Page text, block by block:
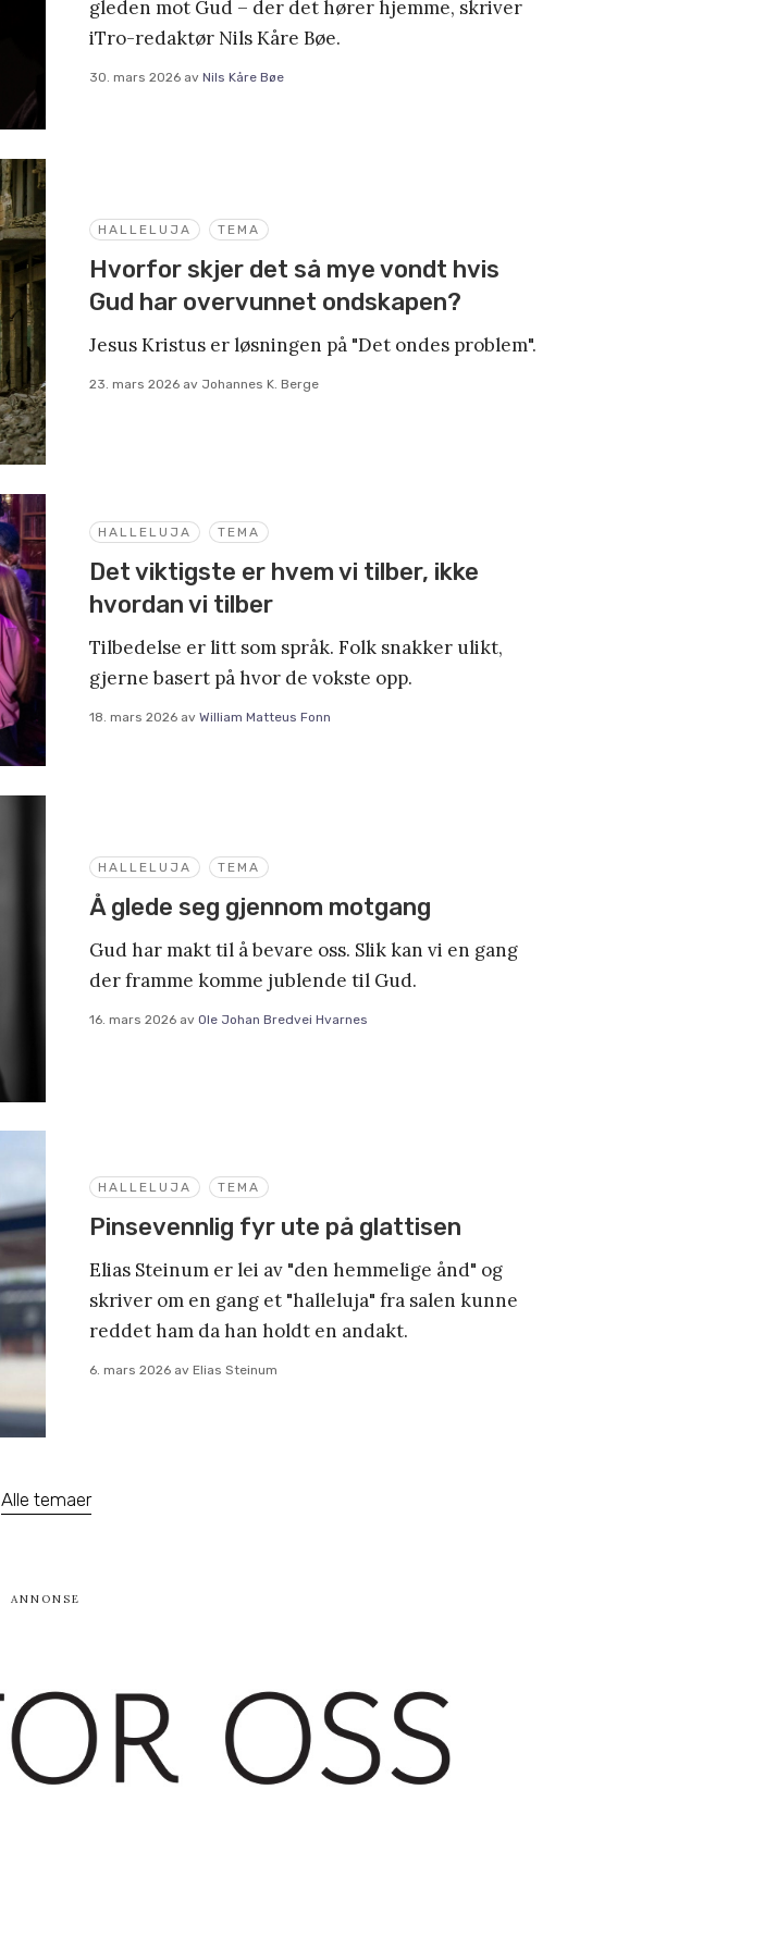
gleden mot Gud – der det hører hjemme, skriver
iTro-redaktør Nils Kåre Bøe.
30. mars 2026 av Nils Kåre Bøe
HALLELUJA TEMA
Hvorfor skjer det så mye vondt hvis
Gud har overvunnet ondskapen?
Jesus Kristus er løsningen på "Det ondes problem".
23. mars 2026 av Johannes K. Berge
HALLELUJA TEMA
Det viktigste er hvem vi tilber, ikke
hvordan vi tilber
Tilbedelse er litt som språk. Folk snakker ulikt,
gjerne basert på hvor de vokste opp.
18. mars 2026 av William Matteus Fonn
HALLELUJA TEMA
Å glede seg gjennom motgang
Gud har makt til å bevare oss. Slik kan vi en gang
der framme komme jublende til Gud.
16. mars 2026 av Ole Johan Bredvei Hvarnes
HALLELUJA TEMA
Pinsevennlig fyr ute på glattisen
Elias Steinum er lei av "den hemmelige ånd" og
skriver om en gang et "halleluja" fra salen kunne
reddet ham da han holdt en andakt.
6. mars 2026 av Elias Steinum
Alle temaer